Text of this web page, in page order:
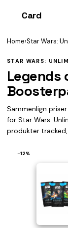
Card
Home›Star Wars:
STAR WARS:
Legends
Sammenlign
for Star Wars:
produkter
−12%